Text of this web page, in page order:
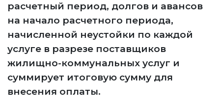
расчетный период, долгов и авансов
на начало расчетного периода,
начисленной неустойки по каждой
услуге в разрезе поставщиков
жилищно-коммунальных услуг и
суммирует итоговую сумму для
внесения оплаты.